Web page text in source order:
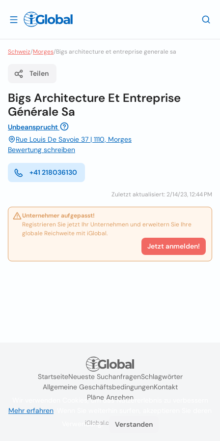
Schweiz/Morges/Bigs architecture et entreprise generale sa
Teilen
Bigs Architecture Et Entreprise
Générale Sa
Unbeansprucht
Rue Louis De Savoie 37 | 1110, Morges
Bewertung schreiben
+41 218036130
Zuletzt aktualisiert: 2/14/23, 12:44 PM
Unternehmer aufgepasst!
Registrieren Sie jetzt Ihr Unternehmen und erweitern Sie Ihre
globale Reichweite mit iGlobal.
Jetzt anmelden!
StartseiteNeueste SuchanfragenSchlagwörter
Allgemeine GeschäftsbedingungenKontakt
Pläne Ansehen
iGlobal.co @ 2024
Wir verwenden Cookies, um das Nutzererlebnis zu verbessern
Mehr erfahren
Verwendung.
Verstanden